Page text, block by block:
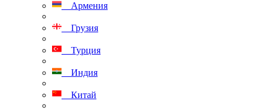
Армения
Грузия
Турция
Индия
Китай